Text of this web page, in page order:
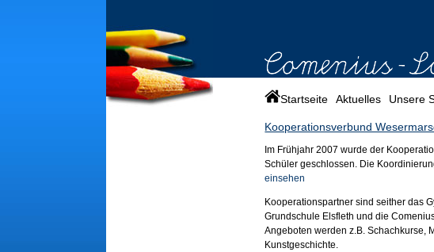
Startseite Aktuelles Unsere
Kooperationsverbund
Im Frühjahr 2007 wurde der
Schüler geschlossen. Die
einsehen
Kooperationspartner sind seither das
Grundschule Elsfleth und die
Angeboten werden z.B. Schachkurse,
Kunstgeschichte.